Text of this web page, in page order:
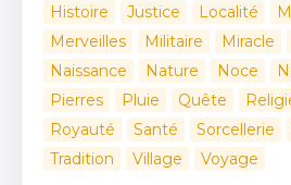
Histoire
Justice Localité
Merveilles
Militaire Miracle
Naissance
Nature Noce
Pierres
Pluie Quête
Royauté
Santé Sorcellerie
Tradition
Village Voyage